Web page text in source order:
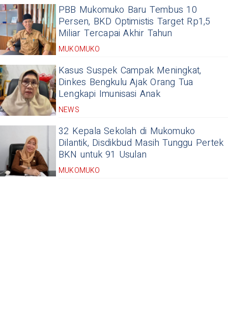
PBB Mukomuko Baru Tembus 10
Persen, BKD Optimistis Target Rp1,5
Miliar Tercapai Akhir Tahun
MUKOMUKO
Kasus Suspek Campak Meningkat,
Dinkes Bengkulu Ajak Orang Tua
Lengkapi Imunisasi Anak
NEWS
32 Kepala Sekolah di Mukomuko
Dilantik, Disdikbud Masih Tunggu Pertek
BKN untuk 91 Usulan
MUKOMUKO